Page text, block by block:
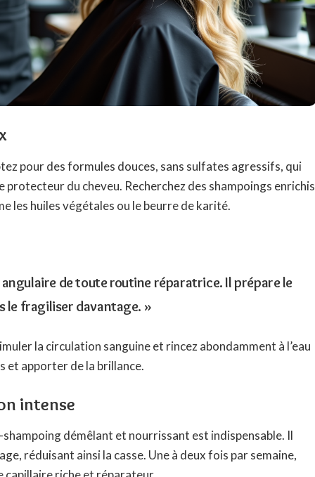
pour des formules douces, sans sulfates agressifs, qui
du cheveu. Recherchez des shampoings enrichis
les huiles végétales ou le beurre de karité.
de toute routine réparatrice. Il prépare le
le fragiliser davantage. »
la circulation sanguine et rincez abondamment à l’eau
et apporter de la brillance.
intense
shampoing démêlant et nourrissant est indispensable. Il
réduisant ainsi la casse. Une à deux fois par semaine,